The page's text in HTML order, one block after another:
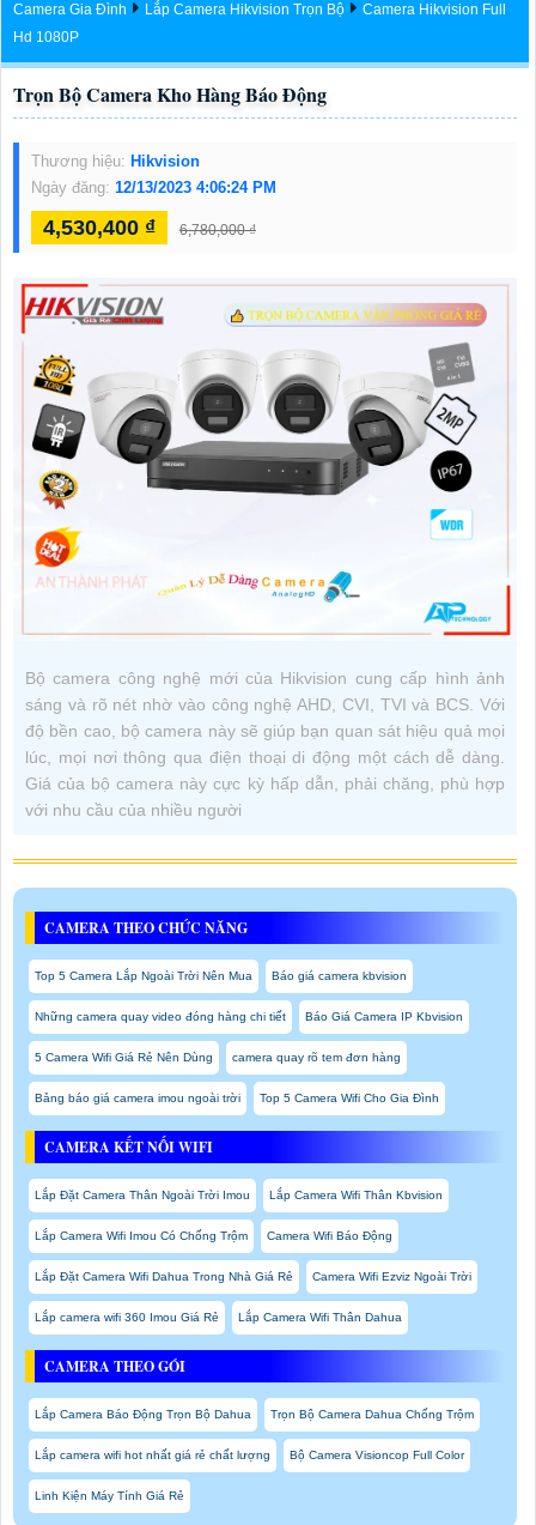
Camera Gia Đình Lắp Camera Hikvision Trọn Bộ
Camera Hikvision Full
Hd 1080P
Trọn Bộ Camera Kho Hàng Báo Động
Thương hiệu: Hikvision
Ngày đăng: 12/13/2023 4:06:24 PM
4,530,400 ₫ 6,780,000 ₫
Bộ camera công nghệ mới của Hikvision cung cấp hình ảnh
sáng và rõ nét nhờ vào công nghệ AHD, CVI, TVI và BCS. Với
độ bền cao, bộ camera này sẽ giúp bạn quan sát hiệu quả mọi
lúc, mọi nơi thông qua điện thoại di động một cách dễ dàng.
Giá của bộ camera này cực kỳ hấp dẫn, phải chăng, phù hợp
với nhu cầu của nhiều người
CAMERA THEO CHỨC NĂNG
Top 5 Camera Lắp Ngoài Trời Nên Mua Báo giá camera kbvision
Những camera quay video đóng hàng chi tiết Báo Giá Camera IP Kbvision
5 Camera Wifi Giá Rẻ Nên Dùng camera quay rõ tem đơn hàng
Bảng báo giá camera imou ngoài trời Top 5 Camera Wifi Cho Gia Đình
CAMERA KẾT NỐI WIFI
Lắp Đặt Camera Thân Ngoài Trời Imou Lắp Camera Wifi Thân Kbvision
Lắp Camera Wifi Imou Có Chống Trộm Camera Wifi Báo Động
Lắp Đặt Camera Wifi Dahua Trong Nhà Giá Rẻ Camera Wifi Ezviz Ngoài Trời
Lắp camera wifi 360 Imou Giá Rẻ Lắp Camera Wifi Thân Dahua
CAMERA THEO GÓI
Lắp Camera Báo Động Trọn Bộ Dahua Trọn Bộ Camera Dahua Chống Trộm
Lắp camera wifi hot nhất giá rẻ chất lượng Bộ Camera Visioncop Full Color
Linh Kiện Máy Tính Giá Rẻ